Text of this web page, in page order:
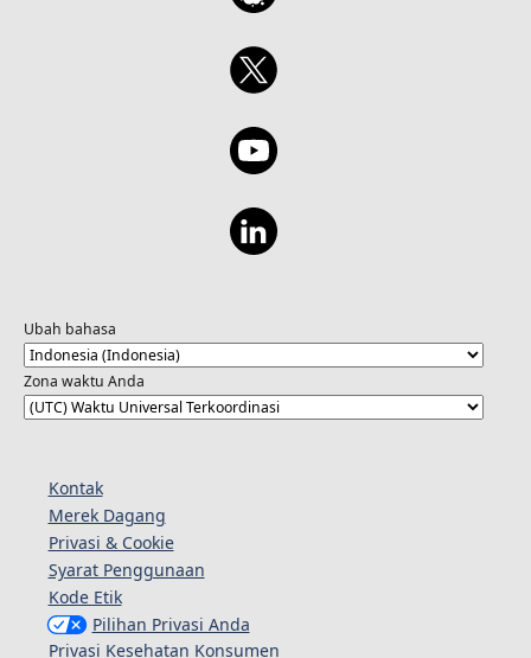
Ubah bahasa
Zona waktu Anda
Kontak
Merek Dagang
Privasi & Cookie
Syarat Penggunaan
Kode Etik
Pilihan Privasi Anda
Privasi Kesehatan Konsumen